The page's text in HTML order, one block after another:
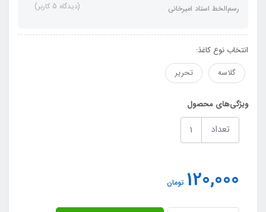
رسم‌الخط استاد امیرخانی (دیدگاه 5 کاربر)
انتخاب نوع کاغذ:
گلاسه
تحریر
ویژگی‌های محصول
تعداد
120,000 تومان